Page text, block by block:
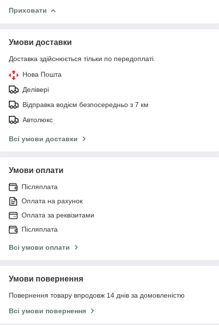
Приховати
Умови доставки
Доставка здійснюється тільки по передоплаті.
Нова Пошта
Делівері
Відправка водієм безпосередньо з 7 км
Автолюкс
Всі умови доставки
Умови оплати
Післяплата
Оплата на рахунок
Оплата за реквізитами
Післяплата
Всі умови оплати
Умови повернення
Повернення товару впродовж 14 днів за домовленістю
Всі умови повернення